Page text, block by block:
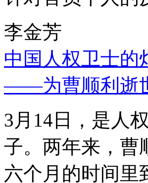
李金芳
中国人权卫士的
——为曹顺利逝
3月14日，是人
子。两年来，曹
六个月的时间里